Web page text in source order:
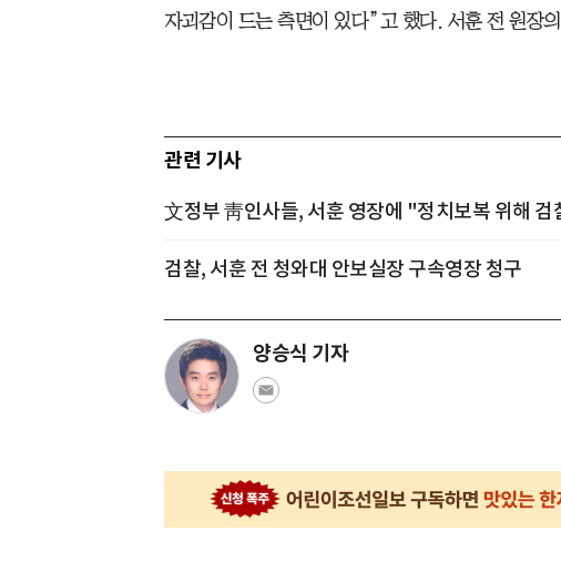
자괴감이 드는 측면이 있다”고 했다. 서훈 전 원장
관련 기사
文정부 靑인사들, 서훈 영장에 "정치보복 위해 검
검찰, 서훈 전 청와대 안보실장 구속영장 청구
양승식 기자